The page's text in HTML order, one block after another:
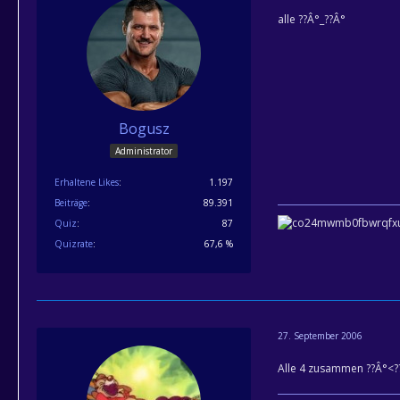
Bogusz
Administrator
Erhaltene Likes
1.197
Beiträge
89.391
Quiz
87
Quizrate
67,6 %
alle ??Â°_??Â°
27. September 2006
Alle 4 zusammen